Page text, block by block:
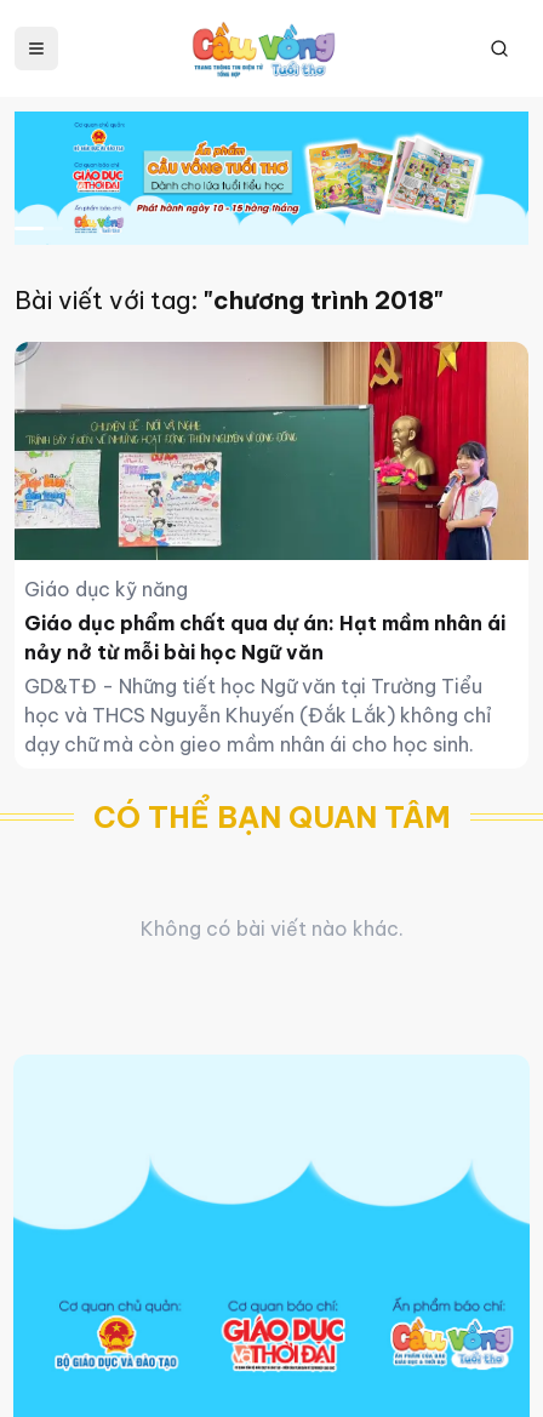
Bài viết với tag: "chương trình 2018"
Giáo dục kỹ năng
Giáo dục phẩm chất qua dự án: Hạt mầm nhân ái
nảy nở từ mỗi bài học Ngữ văn
GD&TĐ - Những tiết học Ngữ văn tại Trường Tiểu
học và THCS Nguyễn Khuyến (Đắk Lắk) không chỉ
dạy chữ mà còn gieo mầm nhân ái cho học sinh.
CÓ THỂ BẠN QUAN TÂM
Không có bài viết nào khác.